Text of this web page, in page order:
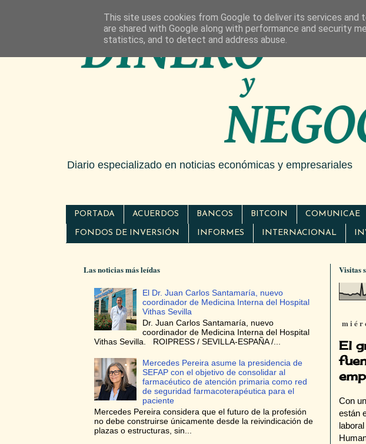
Diario especializado en noticias económicas y empresariales
PORTADA ACUERDOS BANCOS BITCOIN COMUNICAE
FONDOS DE INVERSIÓN INFORMES INTERNACIONAL
Visitas
El
Con
están
Las noticias más leídas
El Dr. Juan Carlos Santamaría, nuevo
coordinador de Medicina Interna del Hospital
Vithas Sevilla
Dr. Juan Carlos Santamaría, nuevo
coordinador de Medicina Interna del Hospital
Vithas Sevilla. ROIPRESS / SEVILLA-ESPAÑA /...
Mercedes Pereira asume la presidencia de
SEFAP con el objetivo de consolidar al
farmacéutico de atención primaria como red
de seguridad farmacoterapéutica para el
paciente
Mercedes Pereira considera que el futuro de la profesión
no debe construirse únicamente desde la reivindicación de
plazas o estructuras, sin...
This site uses cookies from Google to deliver its services and
are shared with Google along with performance and security
statistics, and to detect and address abuse.